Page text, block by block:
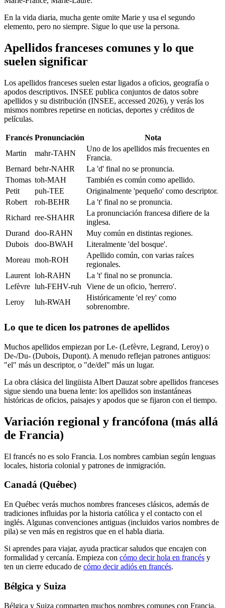
En la vida diaria, mucha gente omite Marie y usa el segundo
elemento, pero no siempre. Sigue lo que use la persona.
Apellidos franceses comunes y lo que
suelen significar
Los apellidos franceses suelen estar ligados a oficios, geografía o
apodos descriptivos. INSEE publica conjuntos de datos sobre
apellidos y su distribución (INSEE, accessed 2026), y verás los
mismos nombres repetirse en noticias, deportes y créditos de
películas.
Francés Pronunciación
Nota
Martin
mahr-TAHN
Uno de los apellidos más frecuentes en
Francia.
Bernard behr-NAHR
La 'd' final no se pronuncia.
Thomas toh-MAH
También es común como apellido.
Petit
puh-TEE
Originalmente 'pequeño' como descriptor.
Robert
roh-BEHR
La 't' final no se pronuncia.
Richard ree-SHAHR
La pronunciación francesa difiere de la
inglesa.
Durand
doo-RAHN
Muy común en distintas regiones.
Dubois
doo-BWAH
Literalmente 'del bosque'.
Moreau moh-ROH
Apellido común, con varias raíces
regionales.
Laurent loh-RAHN
La 't' final no se pronuncia.
Lefèvre luh-FEHV-ruh
Viene de un oficio, 'herrero'.
Leroy
luh-RWAH
Históricamente 'el rey' como
sobrenombre.
Lo que te dicen los patrones de apellidos
Muchos apellidos empiezan por Le- (Lefèvre, Legrand, Leroy) o
De-/Du- (Dubois, Dupont). A menudo reflejan patrones antiguos:
"el" más un descriptor, o "de/del" más un lugar.
La obra clásica del lingüista Albert Dauzat sobre apellidos franceses
sigue siendo una buena lente: los apellidos son instantáneas
históricas de oficios, paisajes y apodos que se fijaron con el tiempo.
Variación regional y francófona (más allá
de Francia)
El francés no es solo Francia. Los nombres cambian según lenguas
locales, historia colonial y patrones de inmigración.
Canadá (Québec)
En Québec verás muchos nombres franceses clásicos, además de
tradiciones influidas por la historia católica y el contacto con el
inglés. Algunas convenciones antiguas (incluidos varios nombres de
pila) se ven más en registros que en el habla diaria.
Si aprendes para viajar, ayuda practicar saludos que encajen con
formalidad y cercanía. Empieza con cómo decir hola en francés y
ten un cierre educado de cómo decir adiós en francés.
Bélgica y Suiza
Bélgica y Suiza comparten muchos nombres comunes con Francia,